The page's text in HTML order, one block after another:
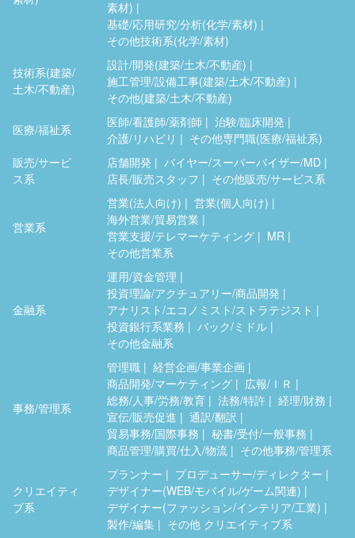
素材)
基礎/応用研究/分析(化学/素材)
その他技術系(化学/素材)
技術系(建築/
土木/不動産)
設計/開発(建築/土木/不動産)
施工管理/設備工事(建築/土木/不動産)
その他(建築/土木/不動産)
医療/福祉系
医師/看護師/薬剤師
治験/臨床開発
介護/リハビリ
その他専門職(医療/福祉系)
販売/サービ
ス系
店舗開発
バイヤー/スーパーバイザー/MD
店長/販売スタッフ
その他販売/サービス系
営業系
営業(法人向け)
営業(個人向け)
海外営業/貿易営業
営業支援/テレマーケティング
MR
その他営業系
金融系
運用/資金管理
投資理論/アクチュアリー/商品開発
アナリスト/エコノミスト/ストラテジスト
投資銀行系業務
バック/ミドル
その他金融系
事務/管理系
管理職
経営企画/事業企画
商品開発/マーケティング
広報/ＩＲ
総務/人事/労務/教育
法務/特許
経理/財務
宣伝/販売促進
通訳/翻訳
貿易事務/国際事務
秘書/受付/一般事務
商品管理/購買/仕入/物流
その他事務/管理系
クリエイティ
ブ系
プランナー
プロデューサー/ディレクター
デザイナー(WEB/モバイル/ゲーム関連)
デザイナー(ファッション/インテリア/工業)
製作/編集
その他 クリエイティブ系